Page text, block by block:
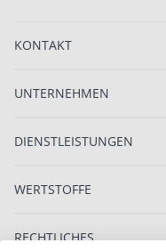
KONTAKT
UNTERNEHMEN
DIENSTLEISTUNGEN
WERTSTOFFE
RECHTLICHES